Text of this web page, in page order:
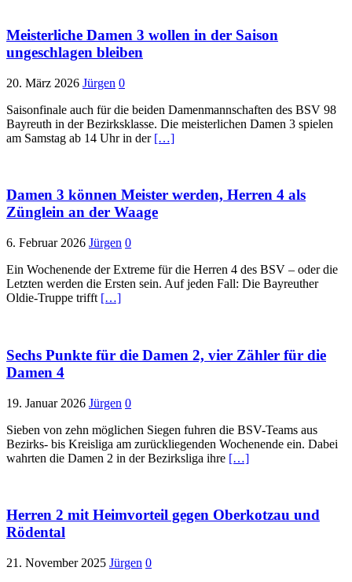
Meisterliche Damen 3 wollen in der Saison
ungeschlagen bleiben
20. März 2026 Jürgen 0
Saisonfinale auch für die beiden Damenmannschaften des BSV 98
Bayreuth in der Bezirksklasse. Die meisterlichen Damen 3 spielen
am Samstag ab 14 Uhr in der […]
Damen 3 können Meister werden, Herren 4 als
Zünglein an der Waage
6. Februar 2026 Jürgen 0
Ein Wochenende der Extreme für die Herren 4 des BSV – oder die
Letzten werden die Ersten sein. Auf jeden Fall: Die Bayreuther
Oldie-Truppe trifft […]
Sechs Punkte für die Damen 2, vier Zähler für die
Damen 4
19. Januar 2026 Jürgen 0
Sieben von zehn möglichen Siegen fuhren die BSV-Teams aus
Bezirks- bis Kreisliga am zurückliegenden Wochenende ein. Dabei
wahrten die Damen 2 in der Bezirksliga ihre […]
Herren 2 mit Heimvorteil gegen Oberkotzau und
Rödental
21. November 2025 Jürgen 0